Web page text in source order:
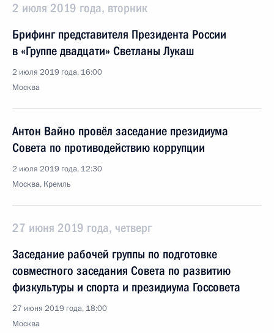
2 июля 2019 года, вторник
Брифинг представителя Президента России
в «Группе двадцати» Светланы Лукаш
2 июля 2019 года, 16:00
Москва
Антон Вайно провёл заседание президиума
Совета по противодействию коррупции
2 июля 2019 года, 12:30
Москва, Кремль
27 июня 2019 года, четверг
Заседание рабочей группы по подготовке
совместного заседания Совета по развитию
физкультуры и спорта и президиума Госсовета
27 июня 2019 года, 18:00
Москва